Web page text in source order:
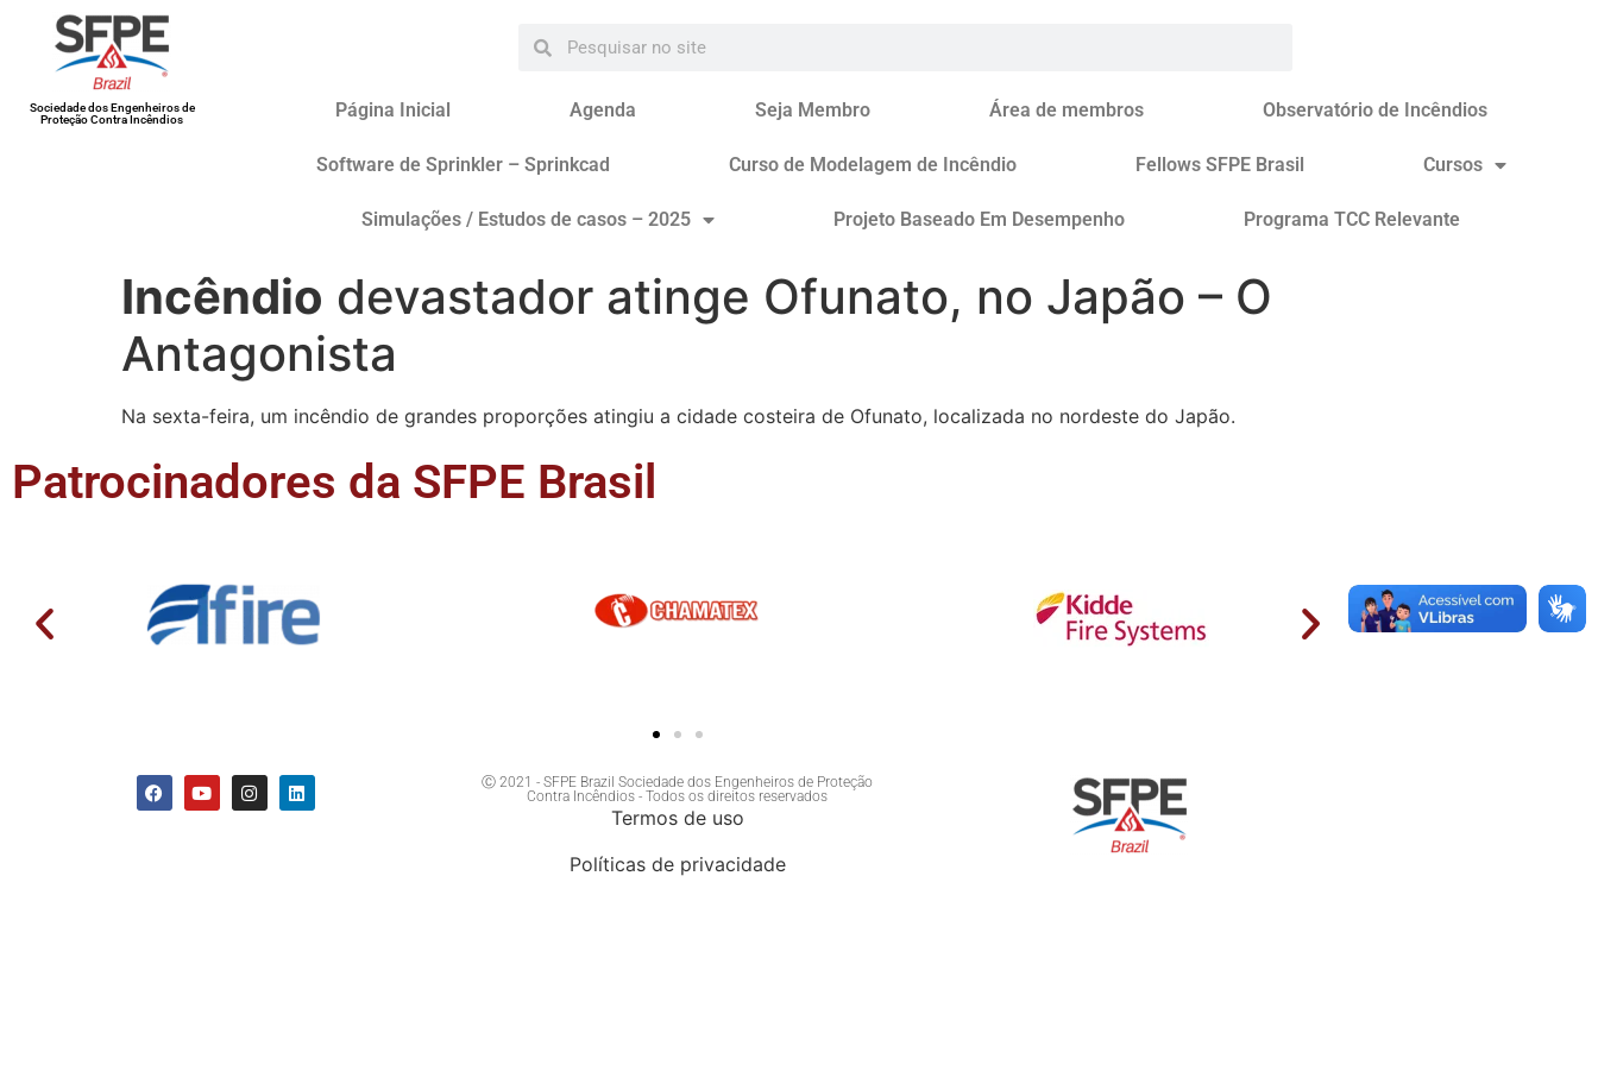
Sociedade dos Engenheiros de
Proteção Contra Incêndios
Página Inicial Agenda Seja Membro Área de membros Observatório de Incêndios
Software de Sprinkler – Sprinkcad Curso de Modelagem de Incêndio Fellows SFPE Brasil Cursos
Simulações / Estudos de casos – 2025 Projeto Baseado Em Desempenho Programa TCC Relevante
Incêndio devastador atinge Ofunato, no Japão – O
Antagonista
Na sexta-feira, um incêndio de grandes proporções atingiu a cidade costeira de Ofunato, localizada no nordeste do Japão.
Patrocinadores da SFPE Brasil
Ⓒ 2021 - SFPE Brazil Sociedade dos Engenheiros de Proteção
Contra Incêndios - Todos os direitos reservados
Termos de uso
Políticas de privacidade